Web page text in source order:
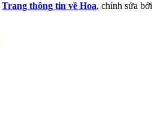
Trang thông tin về Hoa, chỉnh sửa bởi